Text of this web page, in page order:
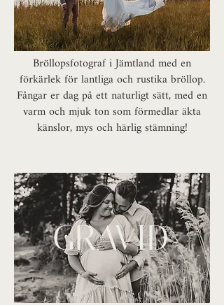
Bröllopsfotograf i Jämtland med en
förkärlek för lantliga och rustika bröllop.
Fångar er dag på ett naturligt sätt, med en
varm och mjuk ton som förmedlar äkta
känslor, mys och härlig stämning!
GRAVID